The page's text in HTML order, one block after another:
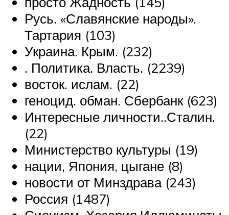
Русь. «Славянские народы».
Тартария (103)
Украина. Крым. (232)
. Политика. Власть. (2239)
восток. ислам. (22)
геноцид. обман. Сбербанк (623)
Интересные личности..Сталин.
(22)
Министерство культуры (19)
нации, Япония, цыгане (8)
новости от Минздрава (243)
Россия (1487)